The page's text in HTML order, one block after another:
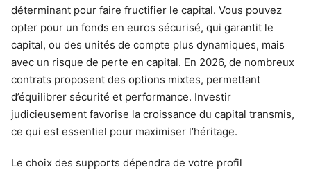
déterminant pour faire fructifier le capital. Vous pouvez
opter pour un fonds en euros sécurisé, qui garantit le
capital, ou des unités de compte plus dynamiques, mais
avec un risque de perte en capital. En 2026, de nombreux
contrats proposent des options mixtes, permettant
d’équilibrer sécurité et performance. Investir
judicieusement favorise la croissance du capital transmis,
ce qui est essentiel pour maximiser l’héritage.
Le choix des supports dépendra de votre profil